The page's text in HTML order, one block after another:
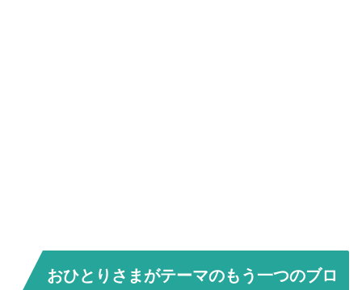
おひとりさまがテーマのもう一つのブロ